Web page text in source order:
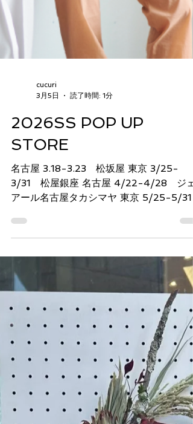
cucuri
3月5日
読了時間: 1分
2026SS POP UP
STORE
名古屋 3.18-3.23 松坂屋 東京 3/25-
りまつり